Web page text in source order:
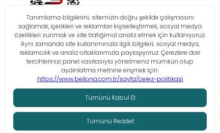
Bilgi Toplumu Hizmetleri KVKK Çerez Politikası İşlem Rehberi
© Tüm hakları saklıdır. Bellona 2026